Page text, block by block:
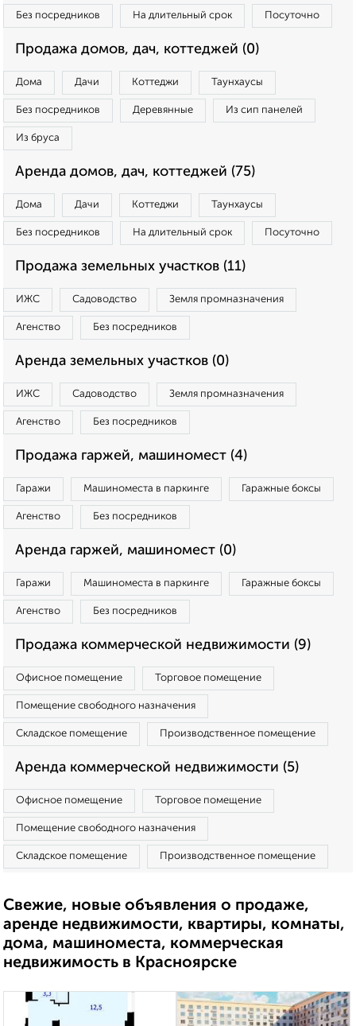
Без посредников На длительный срок Посуточно
Продажа домов, дач, коттеджей (0)
Дома Дачи Коттеджи Таунхаусы
Без посредников Деревянные Из сип панелей
Из бруса
Аренда домов, дач, коттеджей (75)
Дома Дачи Коттеджи Таунхаусы
Без посредников На длительный срок Посуточно
Продажа земельных участков (11)
ИЖС Садоводство Земля промназначения
Агенство Без посредников
Аренда земельных участков (0)
ИЖС Садоводство Земля промназначения
Агенство Без посредников
Продажа гаржей, машиномест (4)
Гаражи Машиноместа в паркинге Гаражные боксы
Агенство Без посредников
Аренда гаржей, машиномест (0)
Гаражи Машиноместа в паркинге Гаражные боксы
Агенство Без посредников
Продажа коммерческой недвижимости (9)
Офисное помещение Торговое помещение
Помещение свободного назначения
Складское помещение Производственное помещение
Аренда коммерческой недвижимости (5)
Офисное помещение Торговое помещение
Помещение свободного назначения
Складское помещение Производственное помещение
Свежие, новые объявления о продаже,
аренде недвижимости, квартиры, комнаты,
дома, машиноместа, коммерческая
недвижимость в Красноярске